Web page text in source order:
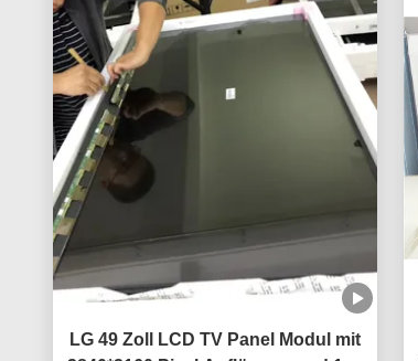
LG 49 Zoll LCD TV Panel Modul mit